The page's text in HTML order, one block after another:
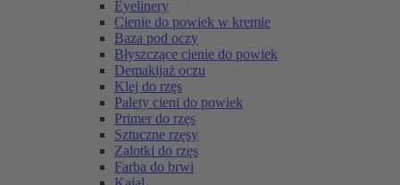
Eyelinery
Cienie do powiek w kremie
Baza pod oczy
Błyszczące cienie do powiek
Demakijaż oczu
Klej do rzęs
Palety cieni do powiek
Primer do rzęs
Sztuczne rzęsy
Zalotki do rzęs
Farba do brwi